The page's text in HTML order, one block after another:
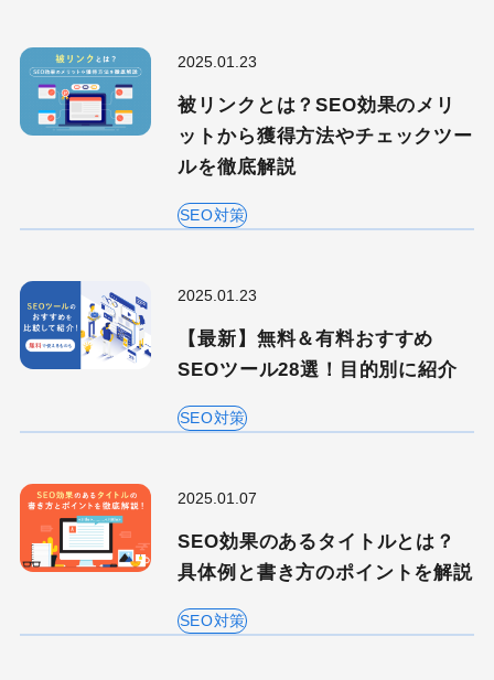
カテゴリーから記事を検索
人気のキーワード
Googleアナリティクス
Google広告
Shopify
Webサイトリニューアル
Webマーケティングツール
アクセス解析
インフルエンサーマーケTips
オウンドメディア
コーポレートサイト
2025.01.23
被リンクとは？SEO効果のメリ
ットから獲得方法やチェックツー
ルを徹底解説
SEO対策
2025.01.23
【最新】無料＆有料おすすめ
SEOツール28選！目的別に紹介
SEO対策
2025.01.07
SEO効果のあるタイトルとは？
具体例と書き方のポイントを解説
SEO対策